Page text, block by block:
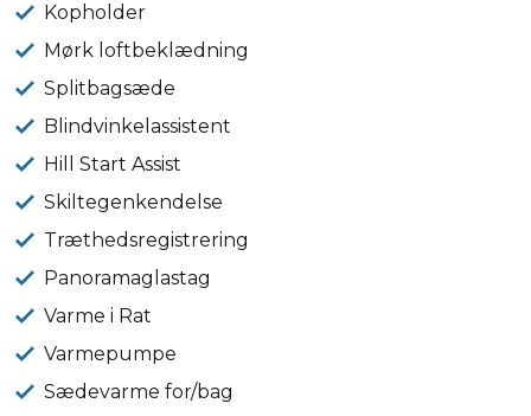
Kopholder
Mørk loftbeklædning
Splitbagsæde
Blindvinkelassistent
Hill Start Assist
Skiltegenkendelse
Træthedsregistrering
Panoramaglastag
Varme i Rat
Varmepumpe
Sædevarme for/bag